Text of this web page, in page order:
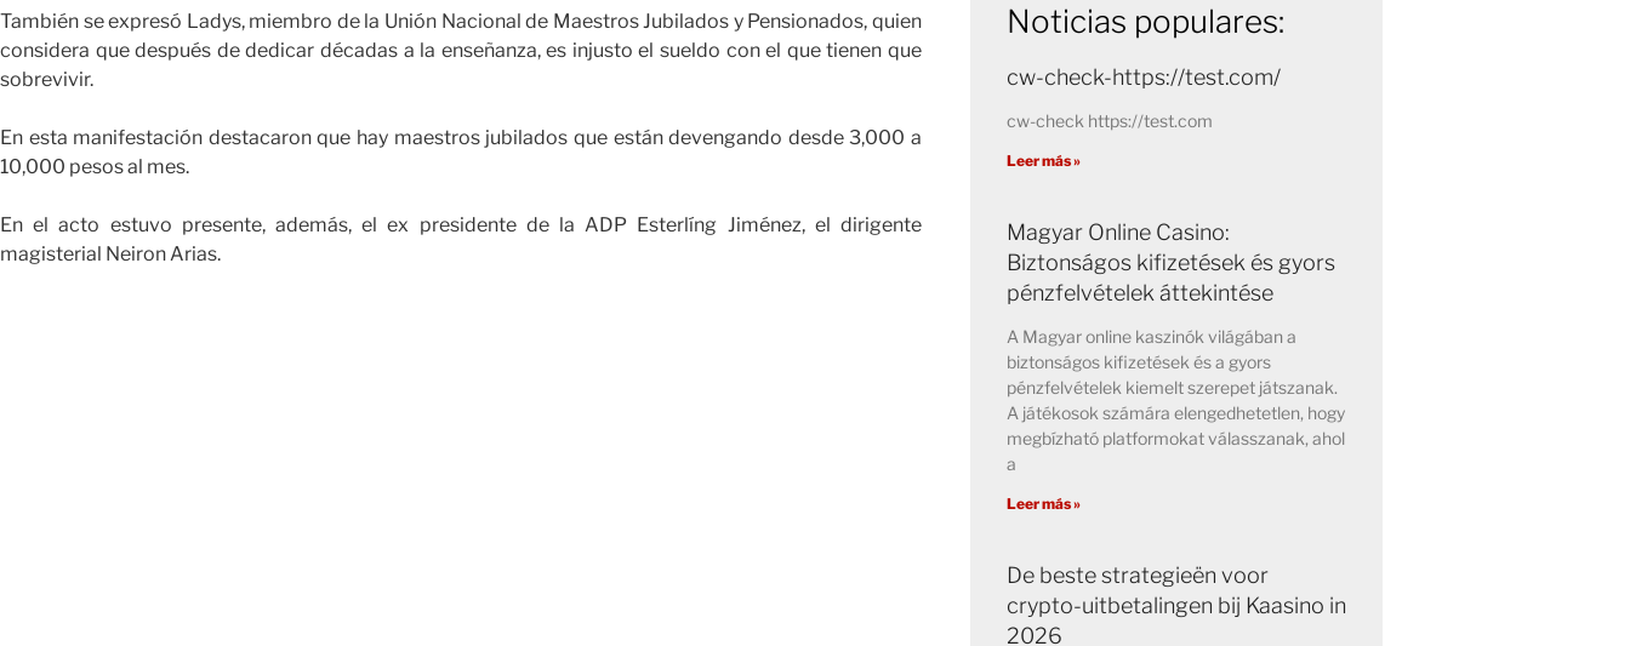
También se expresó Ladys, miembro de la Unión Nacional de Maestros Jubilados y Pensionados, quien
considera que después de dedicar décadas a la enseñanza, es injusto el sueldo con el que tienen que
sobrevivir.
En esta manifestación destacaron que hay maestros jubilados que están devengando desde 3,000 a
10,000 pesos al mes.
En el acto estuvo presente, además, el ex presidente de la ADP Esterlíng Jiménez, el dirigente
magisterial Neiron Arias.
Noticias populares:
cw-check-https://test.com/
cw-check https://test.com
Leer más »
Magyar Online Casino:
Biztonságos kifizetések és gyors
pénzfelvételek áttekintése
A Magyar online kaszinók világában a
biztonságos kifizetések és a gyors
pénzfelvételek kiemelt szerepet játszanak.
A játékosok számára elengedhetetlen, hogy
megbízható platformokat válasszanak, ahol
a
Leer más »
De beste strategieën voor
crypto-uitbetalingen bij Kaasino in
2026